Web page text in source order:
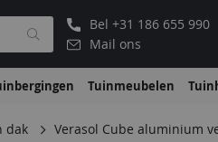
Bel +31 186 655 990
Mail ons
Tuinmeubelen
dak Verasol Cube aluminium